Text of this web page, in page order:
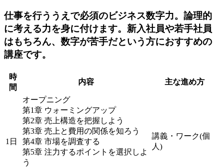
仕事を行ううえで必須のビジネス数字力。論理的
に考える力を身に付けます。新入社員や若手社員
はもちろん、数字が苦手だという方におすすめの
講座です。
時
間
内容 主な進め方
1日
オープニング
第1章 ウォーミングアップ
第2章 売上構造を把握しよう
第3章 売上と費用の関係を知ろう
第4章 市場を調査する
第5章 注力するポイントを選択しよ
う
講義・ワーク(個
人)